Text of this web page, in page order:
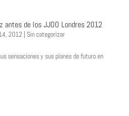
antes de los JJOO Londres 2012
2012 | Sin categorizar
sensaciones y sus planes de futuro en